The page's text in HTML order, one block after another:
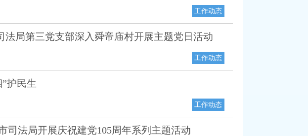
工作动态
局第三党支部深入舜帝庙村开展主题党日活动
工作动态
护民生
工作动态
法局开展庆祝建党105周年系列主题活动